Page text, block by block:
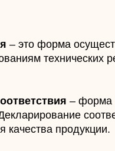
– это форма
– форма
качества продукции.